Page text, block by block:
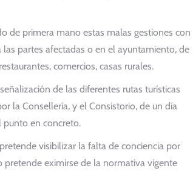
de primera mano estas malas gestiones con
partes afectadas o en el ayuntamiento, de
comercios, casas rurales.
de las diferentes rutas turísticas
la Consellería, y el Consistorio, de un día
punto en concreto.
visibilizar la falta de conciencia por
eximirse de la normativa vigente